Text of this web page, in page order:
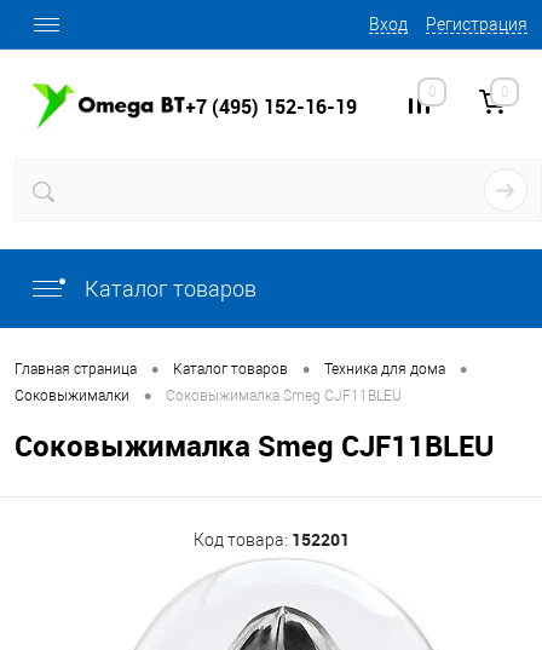
Вход Регистрация
+7 (495) 152-16-19
0 0
Каталог товаров
Главная страница • Каталог товаров • Техника для дома •
Соковыжималки • Соковыжималка Smeg CJF11BLEU
Соковыжималка Smeg CJF11BLEU
Код товара: 152201